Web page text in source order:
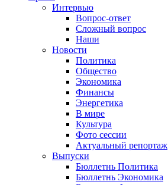
Интервью
Вопрос-ответ
Сложный вопрос
Наши
Новости
Политика
Общество
Экономика
Финансы
Энергетика
В мире
Культура
Фото сессии
Актуальный репортаж
Выпуски
Бюллетнь Политика
Бюллетнь Экономика